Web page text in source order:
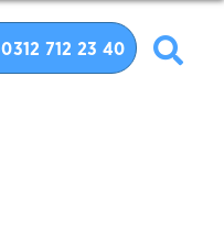
0312 712 23 40